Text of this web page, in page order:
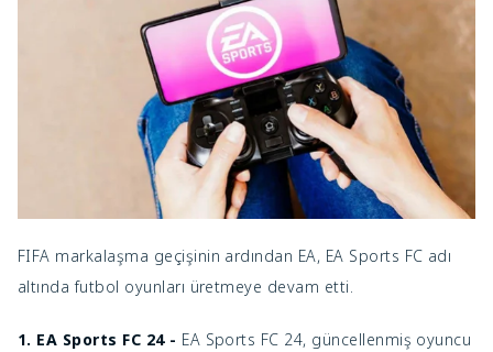
FIFA markalaşma geçişinin ardından EA, EA Sports FC adı
altında futbol oyunları üretmeye devam etti.
1. EA Sports FC 24 - EA Sports FC 24, güncellenmiş oyuncu